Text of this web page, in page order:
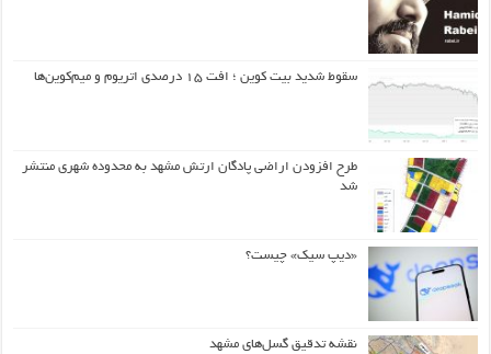
سقوط شدید بیت کوین ؛ افت ۱۵ درصدی اتریوم و میم‌کوین‌ها
طرح افزودن اراضی پادگان ارتش مشهد به محدوده شهری منتشر
شد
«دیپ سیک» چیست؟
نقشه تدقیق گسل‌های مشهد